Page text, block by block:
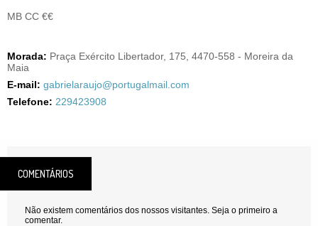
MB CC €€
Morada: Praça Exército Libertador, 175, 4470-558 - Moreira da
Maia
E-mail: gabrielaraujo@portugalmail.com
Telefone: 229423908
COMENTÁRIOS
Não existem comentários dos nossos visitantes. Seja o primeiro a
comentar.